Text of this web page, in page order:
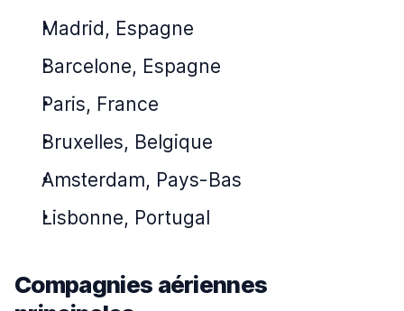
Madrid, Espagne
Barcelone, Espagne
Paris, France
Bruxelles, Belgique
Amsterdam, Pays-Bas
Lisbonne, Portugal
Compagnies aériennes